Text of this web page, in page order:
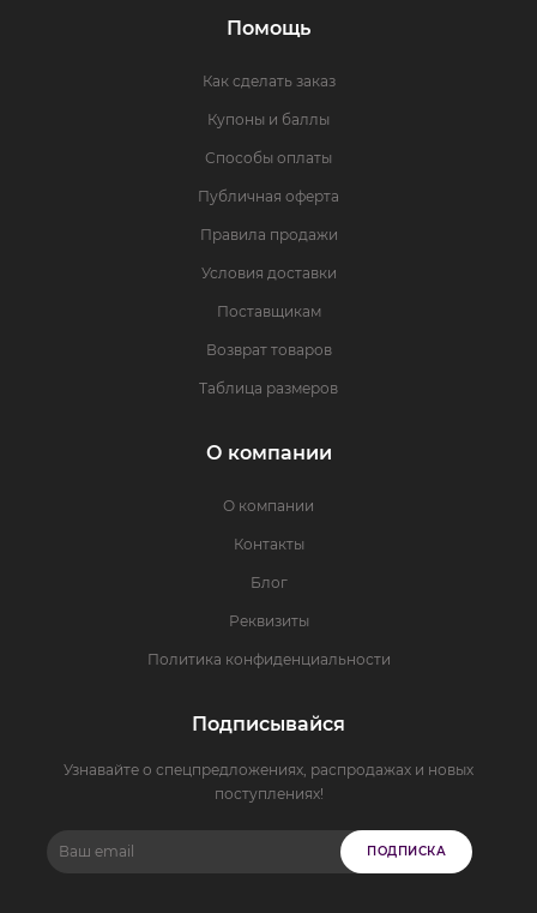
Помощь
Как сделать заказ
Купоны и баллы
Способы оплаты
Публичная оферта
Правила продажи
Условия доставки
Поставщикам
Возврат товаров
Таблица размеров
О компании
О компании
Контакты
Блог
Реквизиты
Политика конфиденциальности
Подписывайся
Узнавайте о спецпредложениях, распродажах и новых
поступлениях!
ПОДПИСКА